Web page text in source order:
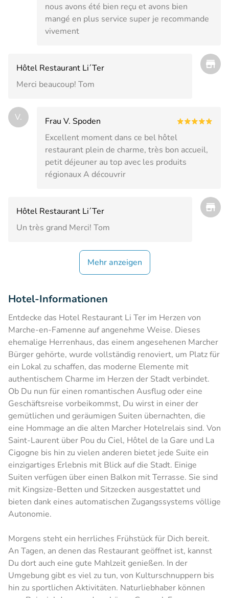
nous avons été bien reçu et avons bien
mangé en plus service super je recommande
vivement
Hôtel Restaurant Li´Ter
Merci beaucoup! Tom
V.
Frau V. Spoden
Excellent moment dans ce bel hôtel
restaurant plein de charme, très bon accueil,
petit déjeuner au top avec les produits
régionaux A découvrir
Hôtel Restaurant Li´Ter
Un très grand Merci! Tom
Mehr anzeigen
Hotel-Informationen
Entdecke das Hotel Restaurant Li Ter im Herzen von
Marche-en-Famenne auf angenehme Weise. Dieses
ehemalige Herrenhaus, das einem angesehenen Marcher
Bürger gehörte, wurde vollständig renoviert, um Platz für
ein Lokal zu schaffen, das moderne Elemente mit
authentischem Charme im Herzen der Stadt verbindet.
Ob Du nun für einen romantischen Ausflug oder eine
Geschäftsreise vorbeikommst, Du wirst in einer der
gemütlichen und geräumigen Suiten übernachten, die
eine Hommage an die alten Marcher Hotelrelais sind. Von
Saint-Laurent über Pou du Ciel, Hôtel de la Gare und La
Cigogne bis hin zu vielen anderen bietet jede Suite ein
einzigartiges Erlebnis mit Blick auf die Stadt. Einige
Suiten verfügen über einen Balkon mit Terrasse. Sie sind
mit Kingsize-Betten und Sitzecken ausgestattet und
bieten dank eines automatischen Zugangssystems völlige
Autonomie.
Morgens steht ein herrliches Frühstück für Dich bereit.
An Tagen, an denen das Restaurant geöffnet ist, kannst
Du dort auch eine gute Mahlzeit genießen. In der
Umgebung gibt es viel zu tun, von Kulturschnuppern bis
hin zu sportlichen Aktivitäten. Naturliebhaber können